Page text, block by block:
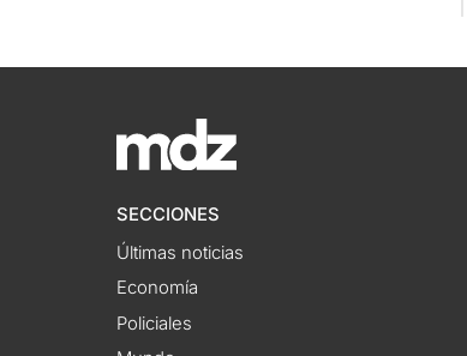
SECCIONES
Últimas noticias
Economía
Policiales